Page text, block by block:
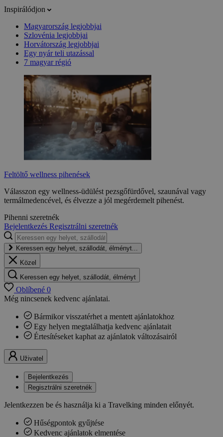
Inspirálódjon
Magyarország legjobbjai
Szlovénia legjobbjai
Horvátország legjobbjai
Egy nyár teli utazással
7 magyar régió
Feltöltő wellness pihenések
Válasszon egy wellness-üdülést pezsgőfürdővel, szaunával vagy
termálmedencével, és élvezze a jól megérdemelt pihenést.
Pihenni szeretnék
Bejelentkezés Regisztrálni szeretnék
Keressen egy helyet, szállodát, élményt...
Közel
Keressen egy helyet, szállodát, élményt
Oblíbené 0
Még nincsenek kedvenc ajánlatai.
Bármikor visszatérhet a mentett ajánlatokhoz
Egy helyen megtalálhatja kedvenc ajánlatait
Értesítéseket kaphat az ajánlatok változásairól
Uživatel
Bejelentkezés
Regisztrálni szeretnék
Jelentkezzen be és használja ki a Travelking minden előnyét.
Hűségpontok gyűjtése
Kedvenc ajánlatok elmentése